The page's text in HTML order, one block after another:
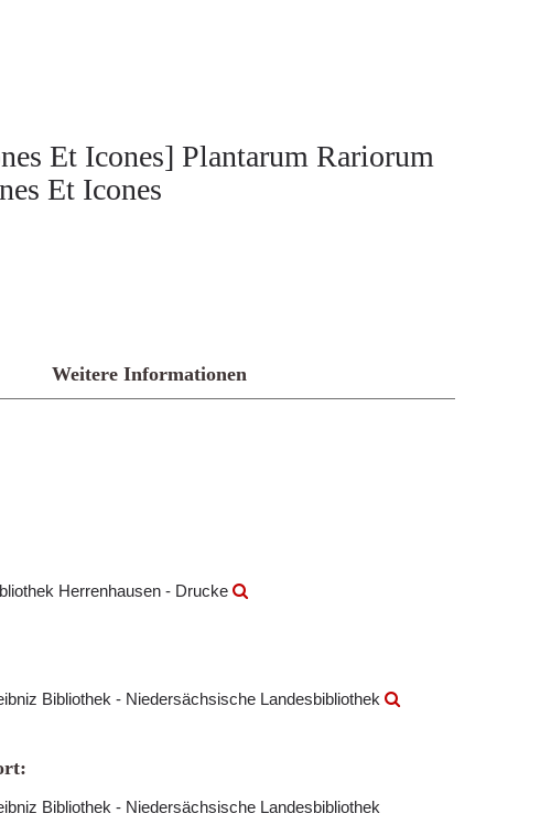
Et Icones] Plantarum Rariorum
Et Icones
Weitere Informationen
Herrenhausen - Drucke
Bibliothek - Niedersächsische Landesbibliothek
Bibliothek - Niedersächsische Landesbibliothek